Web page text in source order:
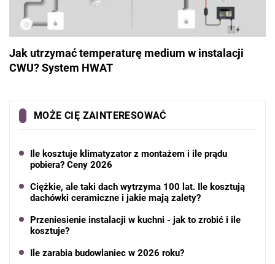
Jak utrzymać temperaturę medium w instalacji
CWU? System HWAT
MOŻE CIĘ ZAINTERESOWAĆ
Ile kosztuje klimatyzator z montażem i ile prądu
pobiera? Ceny 2026
Ciężkie, ale taki dach wytrzyma 100 lat. Ile kosztują
dachówki ceramiczne i jakie mają zalety?
Przeniesienie instalacji w kuchni - jak to zrobić i ile
kosztuje?
Ile zarabia budowlaniec w 2026 roku?